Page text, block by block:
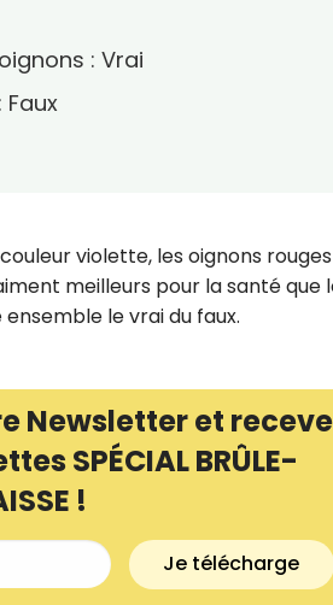
: Vrai
violette, les oignons rouges
meilleurs pour la santé que
le vrai du faux.
Newsletter et
SPÉCIAL BRÛLE-
!
Je télécharge